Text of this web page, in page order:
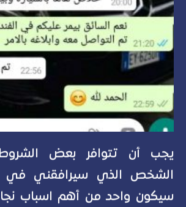
يجب أن تتوافر بعض
الشخص الذي سيرافقني في
سيكون واحد من أهم اسباب